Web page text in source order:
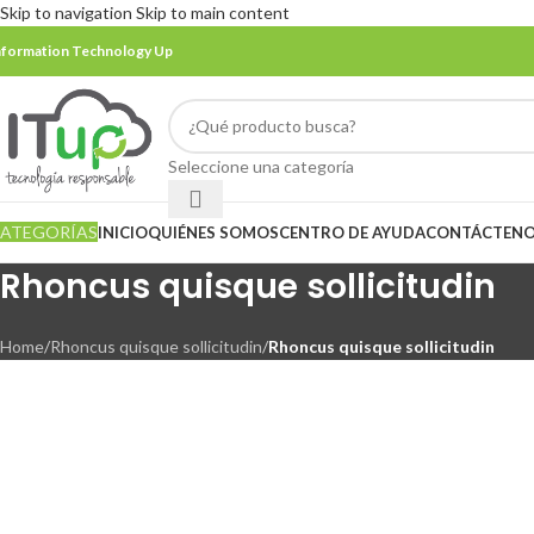
Skip to navigation Skip to main content
Technology Up
Seleccione una categoría
INICIOQUIÉNES SOMOSCENTRO DE AYUDA
Rhoncus quisque sollicitudin
Home/Rhoncus quisque sollicitudin/Rhoncus quisque sollicitudin